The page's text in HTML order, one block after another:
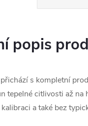
popis
s kompletní
tepelné citlivosti až
a také bez